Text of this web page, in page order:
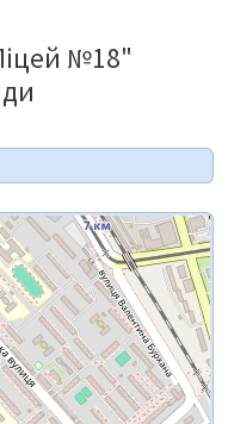
№18"